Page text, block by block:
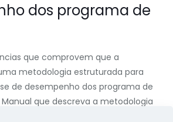
dos programa de
que comprovem que a
metodologia estruturada para
de desempenho dos programa de
Manual que descreva a metodologia